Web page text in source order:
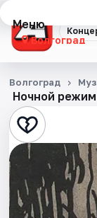
Меню
Волгоград
Концерты
Театр
Стендап
Выставки
Квесты
Ночной режим
Волгоград